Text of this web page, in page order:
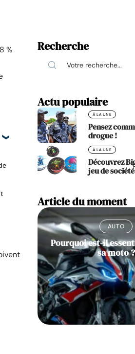
%
Recherche
Actu populaire
À LA UNE
Pensez
drogue !
À LA UNE
Découvrez
jeu de
Article du moment
AUTO
Pourquoi est-il
sa moto ?